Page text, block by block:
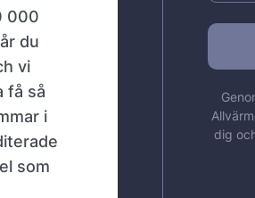
000
du
vi
få så
i
som
dig